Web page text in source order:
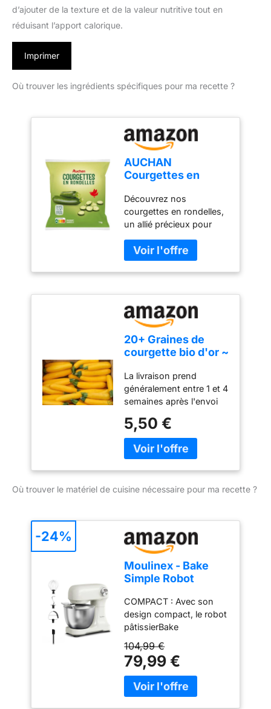
d’ajouter de la texture et de la valeur nutritive tout en
réduisant l’apport calorique.
Imprimer
Où trouver les ingrédients spécifiques pour ma recette ?
AUCHAN
Courgettes en
Découvrez nos
courgettes en rondelles,
un allié précieux pour
rapides. Faciles à intégrer
dans vos recettes
préférées, elles apportent
Parfaites pour une
cuisine saine ou pour
ajouter une touche
colorée à vos plats. Avec
le goût sont toujours au
rendez-vous. À déguster
de différentes façons,
pour des moments
gourmands sans se
prendre la tête !
DÉSIGNATION LÉGALE
20+ Graines de
courgette bio d'or ~
~ été ~ Abondant
La livraison prend
généralement entre 1 et 4
semaines après l'envoi
vérifier le délai de
livraison avant de faire
vos achats. 20+ Graines
~ Abondant
5,50 €
Où trouver le matériel de cuisine nécessaire pour ma recette ?
Moulinex - Bake
Simple Robot
fouet, batteur et
crochet
COMPACT : Avec son
design compact, le robot
pâtissierBake
parfaitement à toutes les
cuisines - sataillen'est
pas plus grande qu'une
feuille de papier A4.
104,99 €
79,99 €
-24%